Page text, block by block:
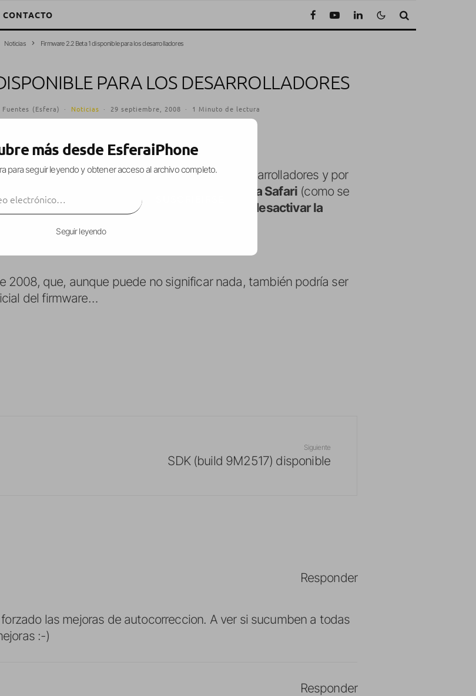
CONTACTO
Noticias Firmware 2.2 Beta 1 disponible para los desarrolladores
PARA LOS DESARROLLADORES
(Esfera) · Noticias · 29 septiembre, 2008 · 1 Minuto de lectura
2.2 . Esta beta está disponible para los desarrolladores y por
que trae son un
cambio de diseño para Safari (como se
push para los mails ybotón para activar y desactivar la
2008, que, aunque puede no significar nada, también podría ser
del firmware…
Siguiente
SDK (build 9M2517) disponible
las mejoras de autocorreccion. A ver si sucumben a todas
:-)
Responder
Responder
más desde EsferaiPhone
para seguir leyendo y obtener acceso al archivo completo.
Seguir leyendo